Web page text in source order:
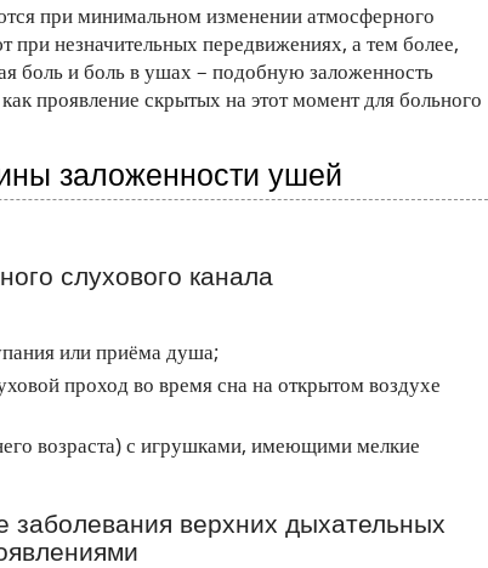
при минимальном изменении атмосферного
при незначительных передвижениях, а тем более,
боль и боль в ушах – подобную заложенность
проявление скрытых на этот момент для больного
заложенности ушей
слухового канала
или приёма душа;
проход во время сна на открытом воздухе
возраста) с игрушками, имеющими мелкие
заболевания верхних дыхательных